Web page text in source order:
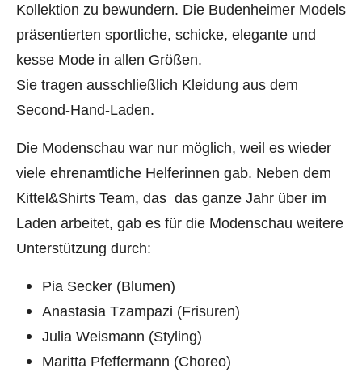
Kollektion zu bewundern. Die Budenheimer Models
präsentierten sportliche, schicke, elegante und
kesse Mode in allen Größen.
Sie tragen ausschließlich Kleidung aus dem
Second-Hand-Laden.
Die Modenschau war nur möglich, weil es wieder
viele ehrenamtliche Helferinnen gab. Neben dem
Kittel&Shirts Team, das das ganze Jahr über im
Laden arbeitet, gab es für die Modenschau weitere
Unterstützung durch:
Pia Secker (Blumen)
Anastasia Tzampazi (Frisuren)
Julia Weismann (Styling)
Maritta Pfeffermann (Choreo)